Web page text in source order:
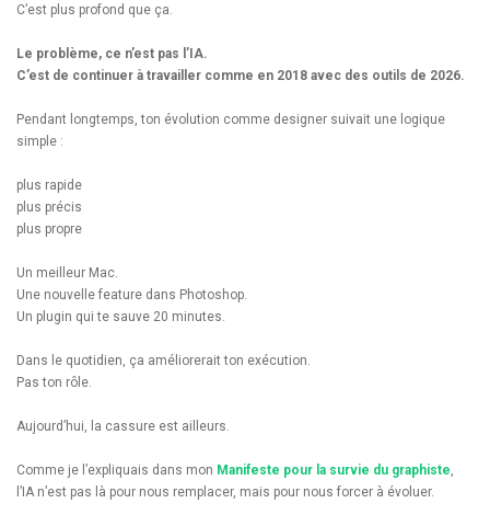
C’est plus profond que ça.
Le problème, ce n’est pas l’IA.
C’est de continuer à travailler comme en 2018 avec des outils de 2026.
Pendant longtemps, ton évolution comme designer suivait une logique
simple :
plus rapide
plus précis
plus propre
Un meilleur Mac.
Une nouvelle feature dans Photoshop.
Un plugin qui te sauve 20 minutes.
Dans le quotidien, ça améliorerait ton exécution.
Pas ton rôle.
Aujourd’hui, la cassure est ailleurs.
Comme je l’expliquais dans mon Manifeste pour la survie du graphiste
l’IA n’est pas là pour nous remplacer, mais pour nous forcer à évoluer.